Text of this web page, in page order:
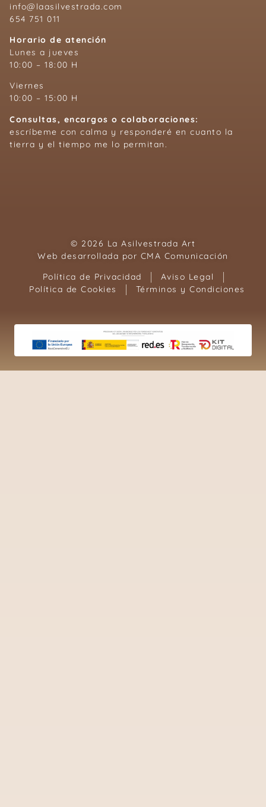
info@laasilvestrada.com
654 751 011
Horario de atención
Lunes a jueves
10:00 – 18:00 H
Viernes
10:00 – 15:00 H
Consultas, encargos o colaboraciones:
escríbeme con calma y responderé en cuanto la
tierra y el tiempo me lo permitan.
© 2026 La Asilvestrada Art
Web desarrollada por CMA Comunicación
Política de Privacidad
Aviso Legal
Política de Cookies
Términos y Condiciones